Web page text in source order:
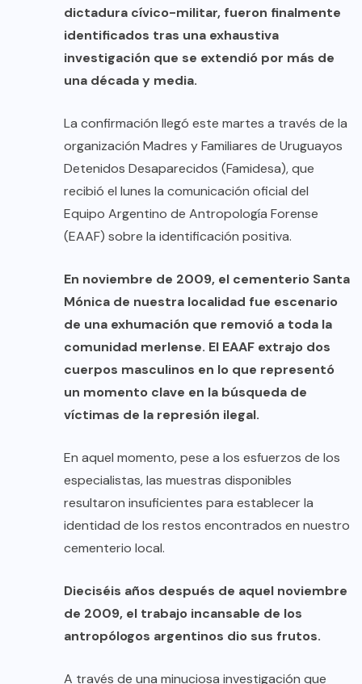
dictadura cívico-militar, fueron finalmente
identificados tras una exhaustiva
investigación que se extendió por más de
una década y media.
La confirmación llegó este martes a través de la
organización Madres y Familiares de Uruguayos
Detenidos Desaparecidos (Famidesa), que
recibió el lunes la comunicación oficial del
Equipo Argentino de Antropología Forense
(EAAF) sobre la identificación positiva.
En noviembre de 2009, el cementerio Santa
Mónica de nuestra localidad fue escenario
de una exhumación que removió a toda la
comunidad merlense. El EAAF extrajo dos
cuerpos masculinos en lo que representó
un momento clave en la búsqueda de
víctimas de la represión ilegal.
En aquel momento, pese a los esfuerzos de los
especialistas, las muestras disponibles
resultaron insuficientes para establecer la
identidad de los restos encontrados en nuestro
cementerio local.
Dieciséis años después de aquel noviembre
de 2009, el trabajo incansable de los
antropólogos argentinos dio sus frutos.
A través de una minuciosa investigación que